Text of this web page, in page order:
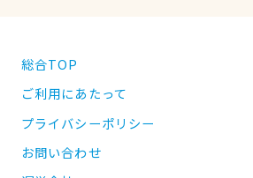
総合TOP
ご利用にあたって
プライバシーポリシー
お問い合わせ